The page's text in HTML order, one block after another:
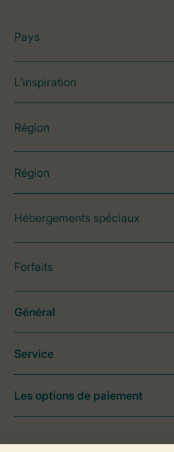
Pays
L’inspiration
Région
Région
Hébergements spéciaux
Forfaits
Général
Service
Les options de paiement